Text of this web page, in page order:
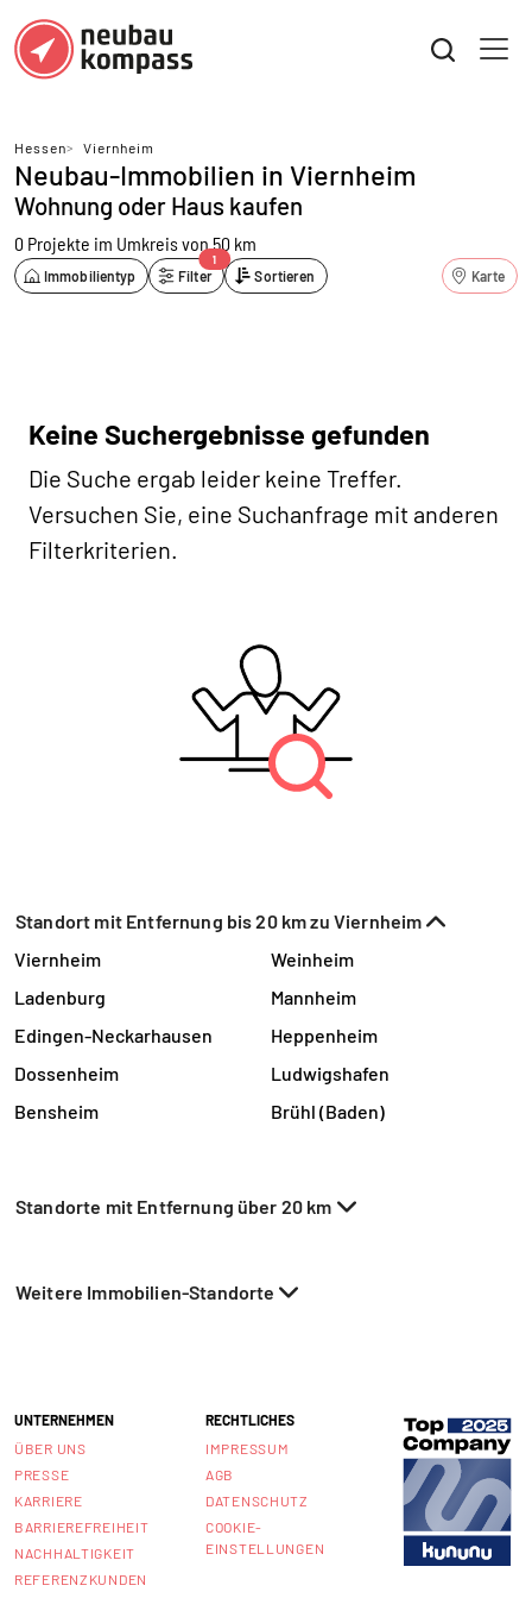
Hessen> Viernheim
Neubau-Immobilien in Viernheim
Wohnung oder Haus kaufen
0 Projekte im Umkreis von 50 km
Immobilientyp Filter
1
Sortieren Karte
Keine Suchergebnisse gefunden
Die Suche ergab leider keine Treffer.
Versuchen Sie, eine Suchanfrage mit anderen
Filterkriterien.
Standort mit Entfernung bis 20 km zu Viernheim
Viernheim
Weinheim
Ladenburg
Mannheim
Edingen-Neckarhausen
Heppenheim
Dossenheim
Ludwigshafen
Bensheim
Brühl (Baden)
Standorte mit Entfernung über 20 km
Weitere Immobilien-Standorte
UNTERNEHMEN
ÜBER UNS
PRESSE
KARRIERE
BARRIEREFREIHEIT
NACHHALTIGKEIT
REFERENZKUNDEN
RECHTLICHES
IMPRESSUM
AGB
DATENSCHUTZ
COOKIE-
EINSTELLUNGEN